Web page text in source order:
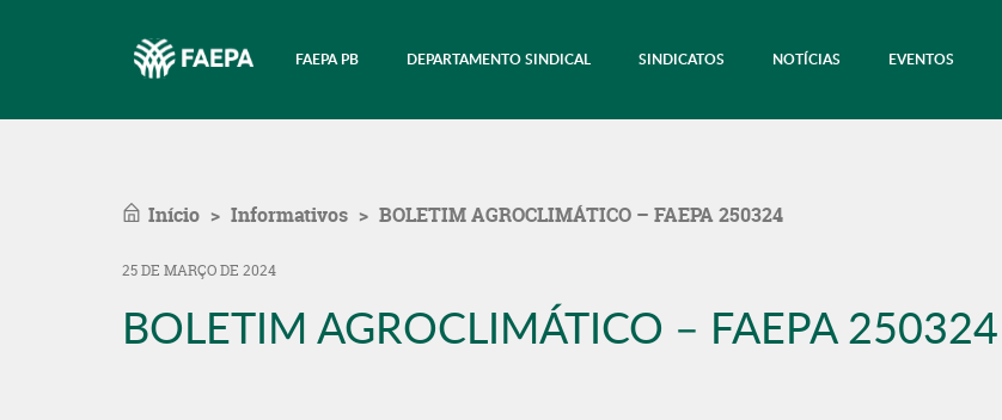
FAEPA PB DEPARTAMENTO SINDICAL SINDICATOS NOTÍCIAS EVENTOS
Início Informativos BOLETIM AGROCLIMÁTICO – FAEPA 250324
25 DE MARÇO DE 2024
BOLETIM AGROCLIMÁTICO – FAEPA 250324